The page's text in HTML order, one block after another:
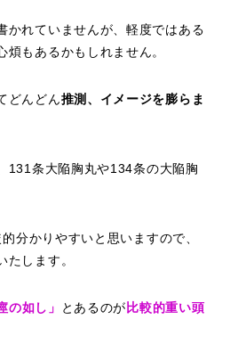
れていませんが、軽度ではある
もあるかもしれません。
どんどん推測、イメージを膨らま
131条大陥胸丸や134条の大陥胸
分かりやすいと思いますので、
たします。
の如し」 とあるのが 比較的重い頭